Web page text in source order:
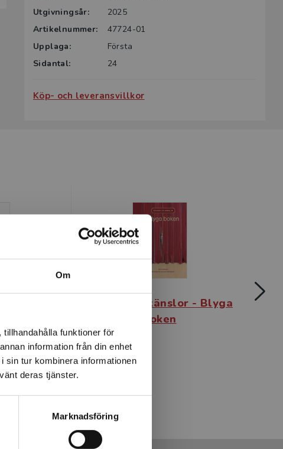
Om
funktioner för
information från din enhet
sin tur kombinera informationen
deras tjänster.
Marknadsföring
Utgivningsår:
2025
Artikelnummer:
47724-01
Upplaga:
Första
Sidantal:
24
Köp- och leveransvillkor
Böcker om känslor - Blyga
boken
Hultgren, Lena